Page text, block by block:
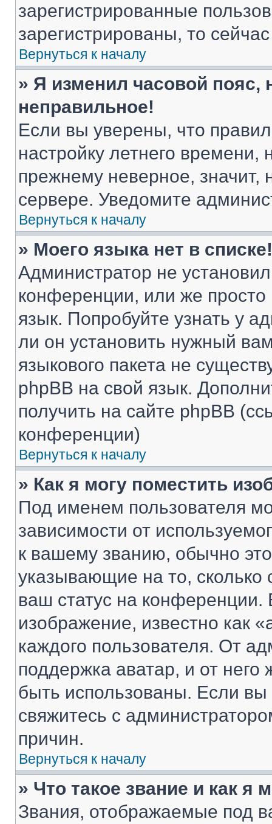
зарегистрированные
зарегистрированы, то
Вернуться к началу
» Я изменил часовой пояс,
неправильное!
Если вы уверены, что
настройку летнего
прежнему неверное, значит,
сервере. Уведомите
Вернуться к началу
» Моего языка нет в списке!
Администратор не
конференции, или же
язык. Попробуйте узнать у
ли он установить нужный
языкового пакета не
phpBB на свой язык.
получить на сайте phpBB
конференции)
Вернуться к началу
» Как я могу поместить
Под именем пользователя
зависимости от
к вашему званию, обычно это
указывающие на то,
ваш статус на
изображение, известно как
каждого пользователя. От
поддержка аватар, и от него
быть использованы. Если
свяжитесь с
причин.
Вернуться к началу
» Что такое звание и как я
Звания, отображаемые под